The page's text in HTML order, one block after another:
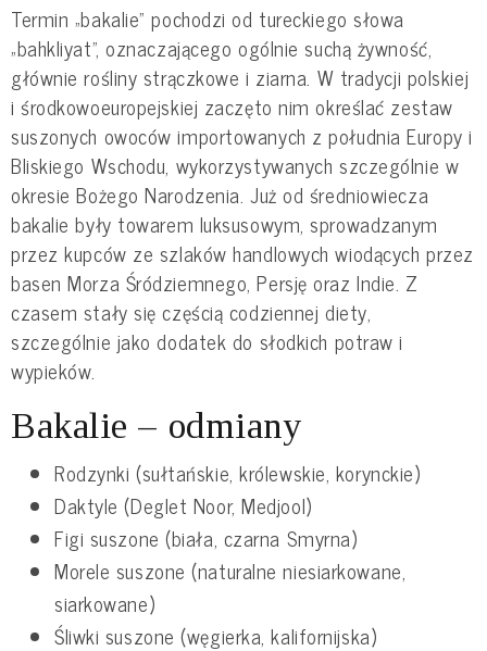
Termin „bakalie” pochodzi od tureckiego słowa
„bahkliyat”, oznaczającego ogólnie suchą żywność,
głównie rośliny strączkowe i ziarna. W tradycji polskiej
i środkowoeuropejskiej zaczęto nim określać zestaw
suszonych owoców importowanych z południa Europy i
Bliskiego Wschodu, wykorzystywanych szczególnie w
okresie Bożego Narodzenia. Już od średniowiecza
bakalie były towarem luksusowym, sprowadzanym
przez kupców ze szlaków handlowych wiodących przez
basen Morza Śródziemnego, Persję oraz Indie. Z
czasem stały się częścią codziennej diety,
szczególnie jako dodatek do słodkich potraw i
wypieków.
Bakalie – odmiany
Rodzynki (sułtańskie, królewskie, korynckie)
Daktyle (Deglet Noor, Medjool)
Figi suszone (biała, czarna Smyrna)
Morele suszone (naturalne niesiarkowane,
siarkowane)
Śliwki suszone (węgierka, kalifornijska)